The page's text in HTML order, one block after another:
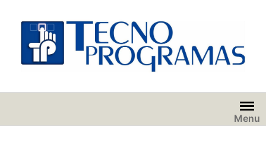
contenido
Menu